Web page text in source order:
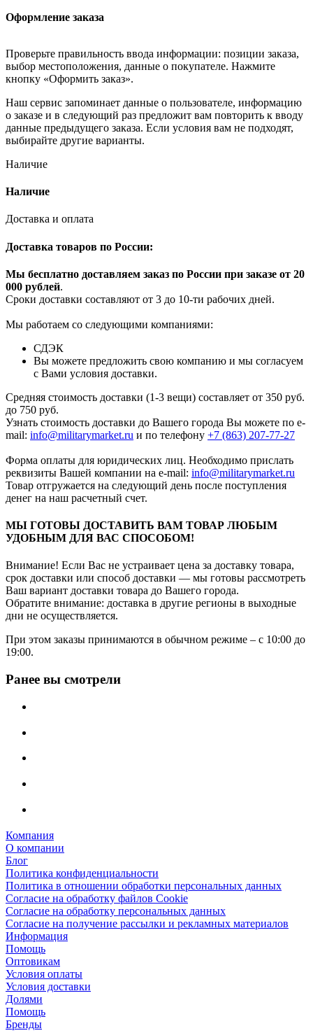
Оформление заказа
Проверьте правильность ввода информации: позиции заказа,
выбор местоположения, данные о покупателе. Нажмите
кнопку «Оформить заказ».
Наш сервис запоминает данные о пользователе, информацию
о заказе и в следующий раз предложит вам повторить к вводу
данные предыдущего заказа. Если условия вам не подходят,
выбирайте другие варианты.
Наличие
Наличие
Доставка и оплата
Доставка товаров по России:
Мы бесплатно доставляем заказ по России при заказе от 20
000 рублей.
Сроки доставки составляют от 3 до 10-ти рабочих дней.
Мы работаем со следующими компаниями:
СДЭК
Вы можете предложить свою компанию и мы согласуем
с Вами условия доставки.
Средняя стоимость доставки (1-3 вещи) составляет от 350 руб.
до 750 руб.
Узнать стоимость доставки до Вашего города Вы можете по e-
mail: info@militarymarket.ru и по телефону +7 (863) 207-77-27
Форма оплаты для юридических лиц. Необходимо прислать
реквизиты Вашей компании на е-mail: info@militarymarket.ru
Товар отгружается на следующий день после поступления
денег на наш расчетный счет.
МЫ ГОТОВЫ ДОСТАВИТЬ ВАМ ТОВАР ЛЮБЫМ
УДОБНЫМ ДЛЯ ВАС СПОСОБОМ!
Внимание! Если Вас не устраивает цена за доставку товара,
срок доставки или способ доставки — мы готовы рассмотреть
Ваш вариант доставки товара до Вашего города.
Обратите внимание: доставка в другие регионы в выходные
дни не осуществляется.
При этом заказы принимаются в обычном режиме – с 10:00 до
19:00.
Ранее вы смотрели
Компания
О компании
Блог
Политика конфиденциальности
Политика в отношении обработки персональных данных
Согласие на обработку файлов Cookie
Согласие на обработку персональных данных
Согласие на получение рассылки и рекламных материалов
Информация
Помощь
Оптовикам
Условия оплаты
Условия доставки
Долями
Помощь
Бренды